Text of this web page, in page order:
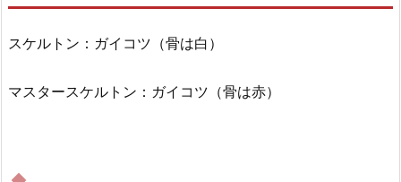
スケルトン：ガイコツ（骨は白）
マスタースケルトン：ガイコツ（骨は赤）